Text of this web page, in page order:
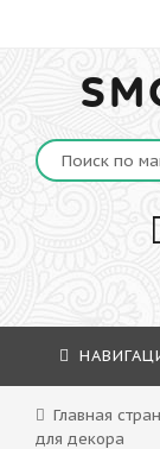
Главная
для декора